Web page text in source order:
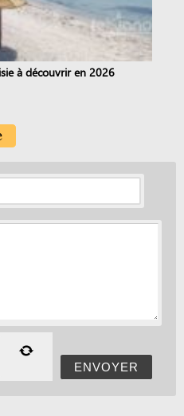
à découvrir en 2026
ENVOYER